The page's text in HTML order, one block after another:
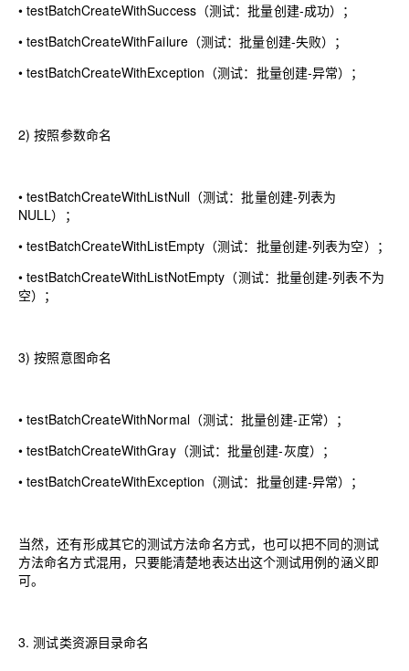
•testBatchCreateWithSuccess（测试：批量创建-成功） ；
•testBatchCreateWithFailure（测试：批量创建-失败） ；
•testBatchCreateWithException （测试：批量创建-异常） ；
2)按照参数命名
•testBatchCreateWithListNull （测试：批量创建-列表为
NULL） ；
•testBatchCreateWithListEmpty （测试：批量创建-列表为空） ；
•testBatchCreateWithListNotEmpty （测试：批量创建-列表不为
空） ；
3)按照意图命名
•testBatchCreateWithNormal（测试：批量创建-正常） ；
•testBatchCreateWithGray（测试：批量创建-灰度） ；
•testBatchCreateWithException （测试：批量创建-异常） ；
当然，还有形成其它的测试方法命名方式，也可以把不同的测试
方法命名方式混用，只要能清楚地表达出这个测试用例的涵义即
可。
3.测试类资源目录命名